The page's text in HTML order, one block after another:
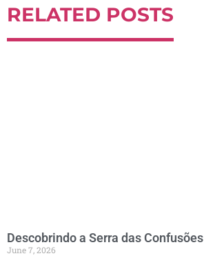
RELATED POSTS
Descobrindo a Serra das Confusões
June 7, 2026